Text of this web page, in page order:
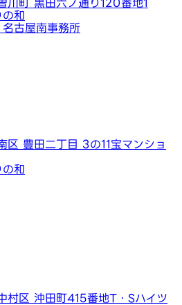
川町 黒田六ノ通り120番地1
和
古屋南事務所
区 豊田二丁目 3の11宝マンショ
和
村区 沖田町415番地T・Sハイツ